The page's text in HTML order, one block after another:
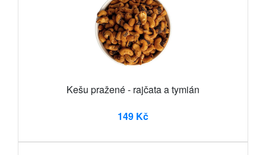
Kešu pražené - rajčata a tymián
149 Kč